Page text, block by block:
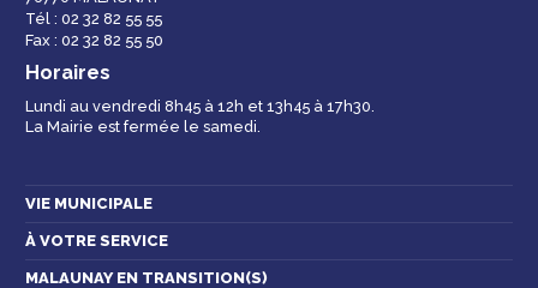
Tél : 02 32 82 55 55
Fax : 02 32 82 55 50
Horaires
Lundi au vendredi 8h45 à 12h et 13h45 à 17h30.
La Mairie est fermée le samedi.
VIE MUNICIPALE
À VOTRE SERVICE
MALAUNAY EN TRANSITION(S)